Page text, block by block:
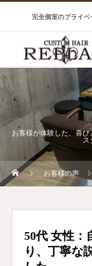
完全個室のプライベ
お客様が体験した、喜
ス
お客様の声
50代 女性：
り、丁寧な